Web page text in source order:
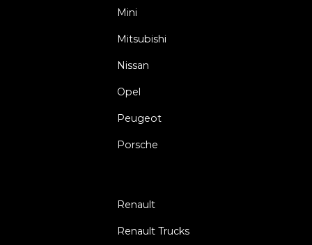
Mini
Mitsubishi
Nissan
Opel
Peugeot
Porsche
Renault
Renault Trucks